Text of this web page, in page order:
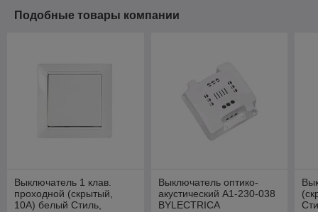
Подобные товары компании
Выключатель 1 клав.
проходной (скрытый,
10А) белый Стиль,
Выключатель оптико-
акустический А1-230-038
BYLECTRICA